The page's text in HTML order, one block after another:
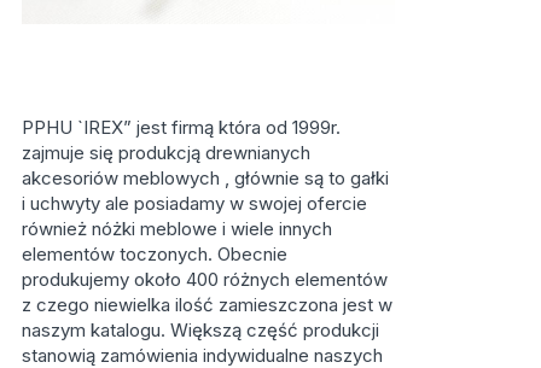
PPHU `IREX” jest firmą która od 1999r.
zajmuje się produkcją drewnianych
akcesoriów meblowych , głównie są to gałki
i uchwyty ale posiadamy w swojej ofercie
również nóżki meblowe i wiele innych
elementów toczonych. Obecnie
produkujemy około 400 różnych elementów
z czego niewielka ilość zamieszczona jest w
naszym katalogu. Większą część produkcji
stanowią zamówienia indywidualne naszych